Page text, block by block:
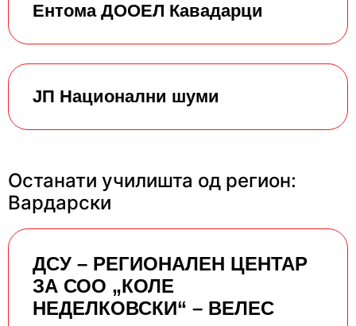
Ентома ДООЕЛ Кавадарци
ЈП Национални шуми
Останати училишта од регион:
Вардарски
ДСУ – РЕГИОНАЛЕН ЦЕНТАР
ЗА СОО „КОЛЕ
НЕДЕЛКОВСКИ“ – ВЕЛЕС